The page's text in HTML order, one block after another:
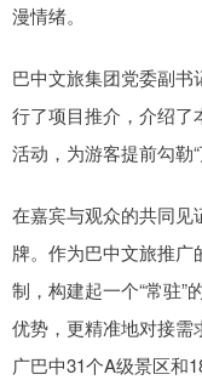
漫情绪。
巴中文旅集团党委副书
行了项目推介，介绍了
活动，为游客提前勾勒
在嘉宾与观众的共同见
牌。作为巴中文旅推
制，构建起一个“常驻”
优势，更精准地对接需
广巴中31个A级景区